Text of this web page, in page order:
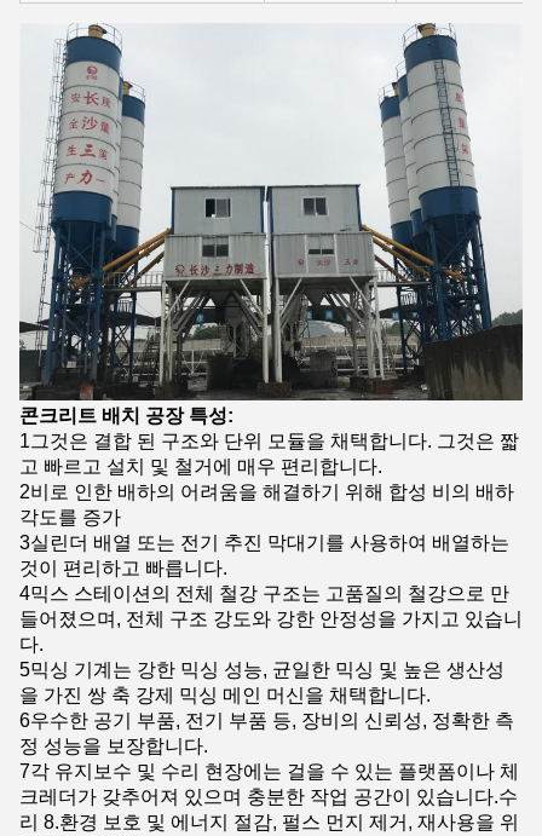
콘크리트 배치 공장 특성:
1그것은 결합 된 구조와 단위 모듈을 채택합니다. 그것은 짧
고 빠르고 설치 및 철거에 매우 편리합니다.
2비로 인한 배하의 어려움을 해결하기 위해 합성 비의 배하
각도를 증가
3실린더 배열 또는 전기 추진 막대기를 사용하여 배열하는
것이 편리하고 빠릅니다.
4믹스 스테이션의 전체 철강 구조는 고품질의 철강으로 만
들어졌으며, 전체 구조 강도와 강한 안정성을 가지고 있습니
다.
5믹싱 기계는 강한 믹싱 성능, 균일한 믹싱 및 높은 생산성
을 가진 쌍 축 강제 믹싱 메인 머신을 채택합니다.
6우수한 공기 부품, 전기 부품 등, 장비의 신뢰성, 정확한 측
정 성능을 보장합니다.
7각 유지보수 및 수리 현장에는 걸을 수 있는 플랫폼이나 체
크레더가 갖추어져 있으며 충분한 작업 공간이 있습니다.수
리 8.환경 보호 및 에너지 절감, 펄스 먼지 제거, 재사용을 위